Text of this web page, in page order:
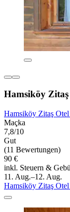
Hamsiköy
Hamsiköy Zitaş
Maçka
7,8/10
Gut
(11 Bewertungen)
90 €
inkl. Steuern &
11. Aug.–12. Aug.
Hamsiköy Zitaş